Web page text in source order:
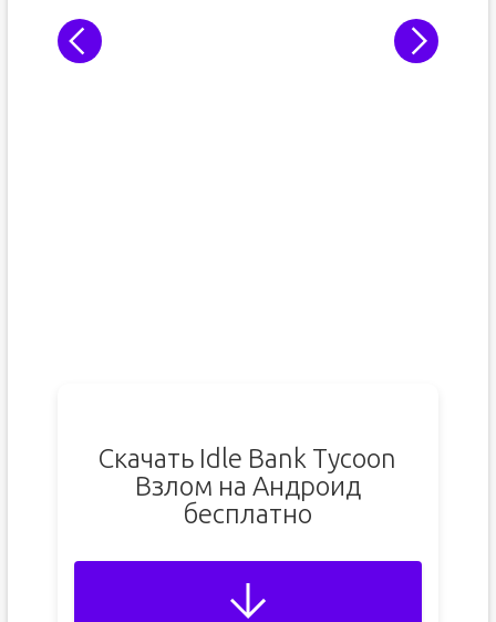
Скачать Idle Bank Tycoon
Взлом на Андроид
бесплатно